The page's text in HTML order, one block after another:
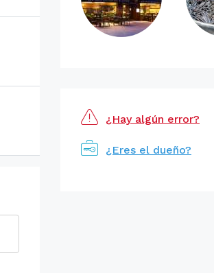
¿Hay algún error?
¿Eres el dueño?